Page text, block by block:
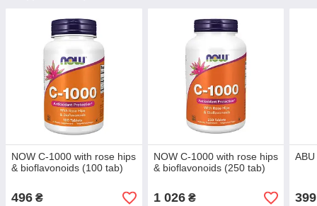
NOW C-1000 with rose hips
& bioflavonoids (100 tab)
496 ₴
NOW C-1000 with rose hips
& bioflavonoids (250 tab)
1 026₴ 399